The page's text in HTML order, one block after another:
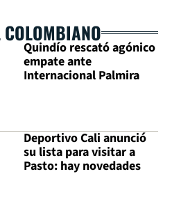
Quindío rescató agónico
empate ante
Internacional Palmira
Deportivo Cali anunció
su lista para visitar a
Pasto: hay novedades